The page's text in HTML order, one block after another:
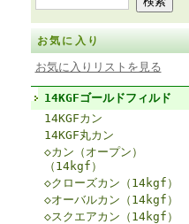
お気に入り
お気に入りリストを見る
14KGFゴールドフィルド
14KGFカン
14KGF丸カン
◇カン（オープン）
（14kgf）
◇クローズカン（14kgf）
◇オーバルカン（14kgf）
◇スクエアカン（14kgf）